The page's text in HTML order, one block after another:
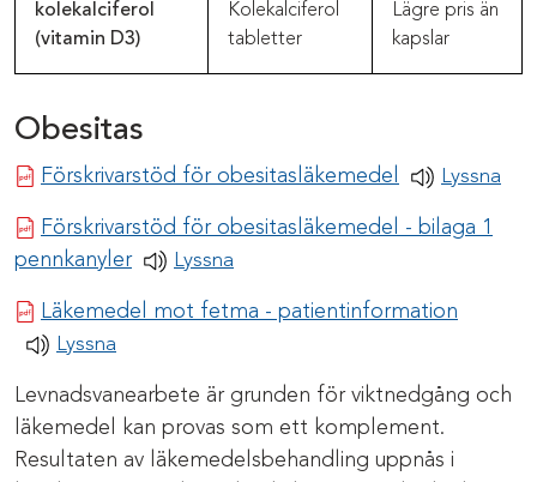
kolekalciferol
(vitamin D3)
Kolekalciferol
tabletter
Lägre pris än
kapslar
Obesitas
Förskrivarstöd för obesitasläkemedel Pdf-Lyssna
Förskrivarstöd för obesitasläkemedel - bilaga 1
pennkanylerPdf-dokument
Lyssna
Läkemedel mot fetma - patientinformation
Lyssna
Levnadsvanearbete är grunden för viktnedgång och
läkemedel kan provas som ett komplement.
Resultaten av läkemedelsbehandling uppnås i